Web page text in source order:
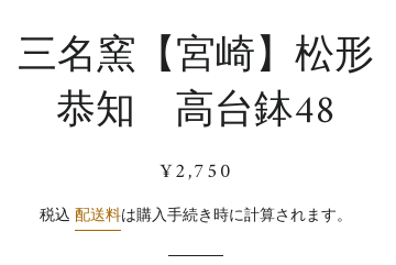
三名窯【宮崎】松形
恭知 高台鉢48
通
価
販
価
¥2,750
税込配送料は購入手続き時に計算されます。